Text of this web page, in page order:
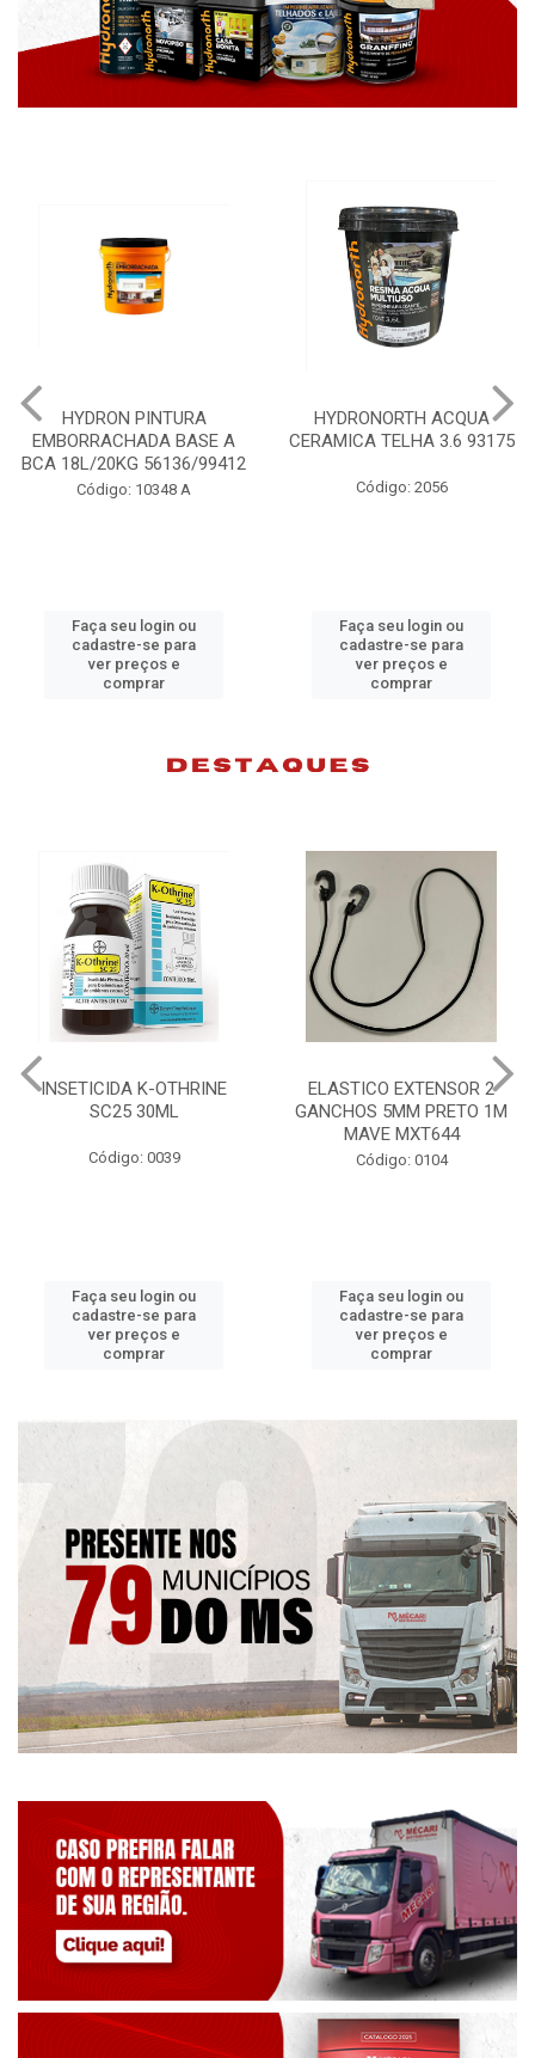
HYDRON PINTURA
EMBORRACHADA BASE A
BCA 18L/20KG 56136/99412
Código: 10348 A
Faça seu login ou
cadastre-se para
ver preços e
comprar
HYDRONORTH ACQUA
CERAMICA TELHA 3.6 93175
Código: 2056
Faça seu login ou
cadastre-se para
ver preços e
comprar
INSETICIDA K-OTHRINE
SC25 30ML
Código: 0039
Faça seu login ou
cadastre-se para
ver preços e
comprar
ELASTICO EXTENSOR 2
GANCHOS 5MM PRETO 1M
MAVE MXT644
Código: 0104
Faça seu login ou
cadastre-se para
ver preços e
comprar